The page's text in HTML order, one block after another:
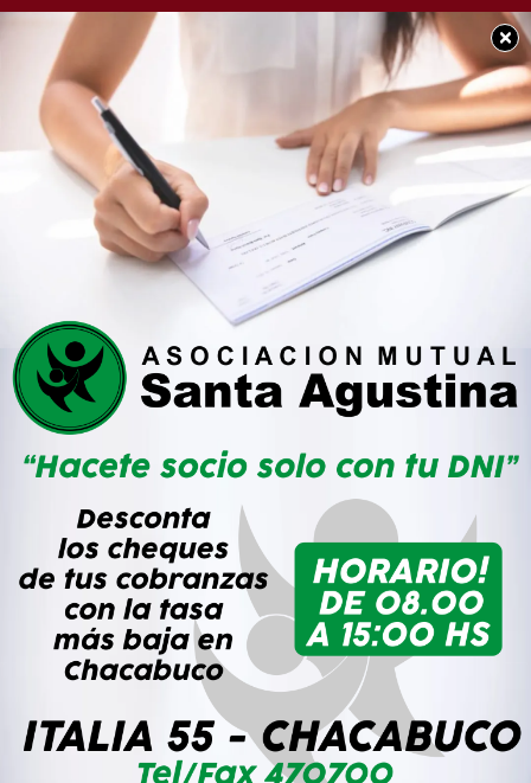
×
SOCIEDAD
Se extravió billetera
con documentación a
nombre de Mariano
Franco